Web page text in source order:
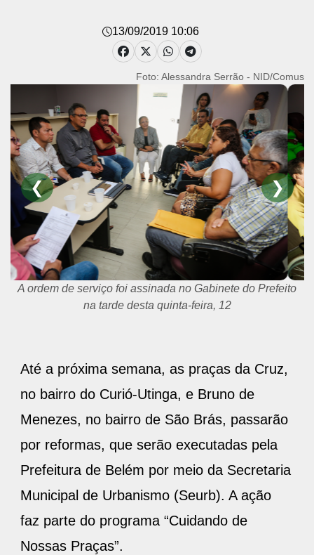
13/09/2019 10:06
Foto: Alessandra Serrão - NID/Comus
❮ ❯
A ordem de serviço foi assinada no Gabinete do Prefeito
na tarde desta quinta-feira, 12
Até a próxima semana, as praças da Cruz,
no bairro do Curió-Utinga, e Bruno de
Menezes, no bairro de São Brás, passarão
por reformas, que serão executadas pela
Prefeitura de Belém por meio da Secretaria
Municipal de Urbanismo (Seurb). A ação
faz parte do programa “Cuidando de
Nossas Praças”.